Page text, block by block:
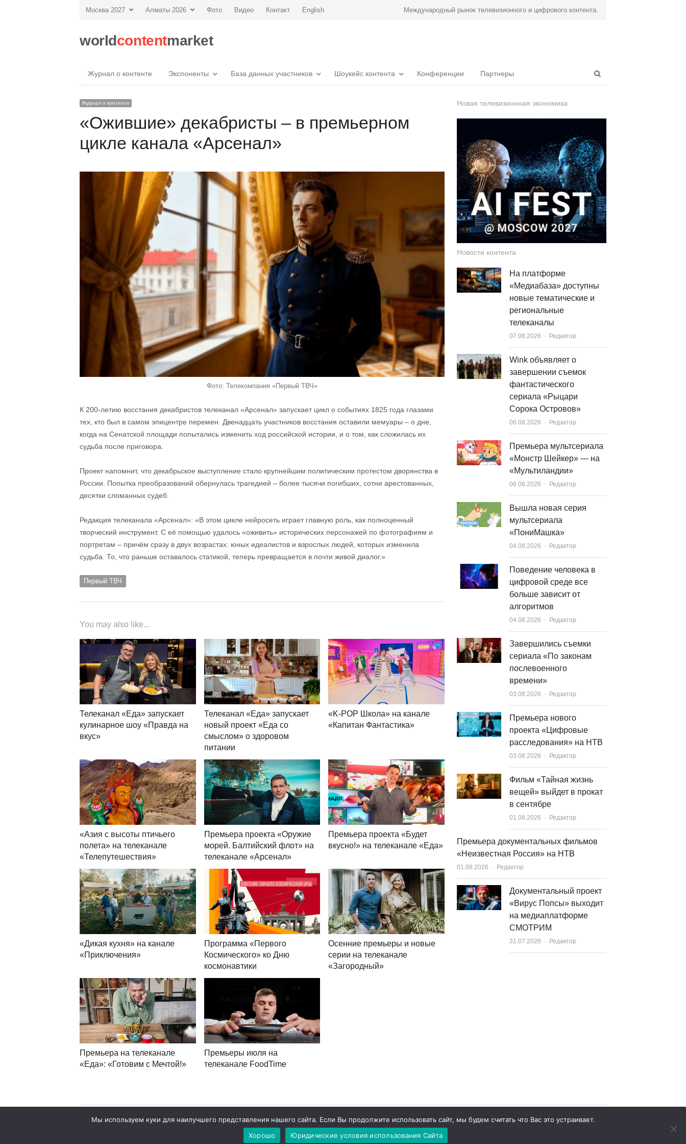
Москва 2027 Алматы 2026 Фото Видео Контакт English Международный рынок телевизионного и цифрового контента.
worldcontentmarket
Журнал о контенте Экспоненты База данных участников Шоукейс контента Конференции Партнеры
Журнал о контенте
«Ожившие» декабристы – в премьерном
цикле канала «Арсенал»
Фото: Телекомпания «Первый ТВЧ»
К 200-летию восстания декабристов телеканал «Арсенал» запускает цикл о событиях 1825 года глазами
тех, кто был в самом эпицентре перемен. Двенадцать участников восстания оставили мемуары – о дне,
когда на Сенатской площади попытались изменить ход российской истории, и о том, как сложилась их
судьба после приговора.
Проект напомнит, что декабрьское выступление стало крупнейшим политическим протестом дворянства в
России. Попытка преобразований обернулась трагедией – более тысячи погибших, сотни арестованных,
десятки сломанных судеб.
Редакция телеканала «Арсенал»: «В этом цикле нейросеть играет главную роль, как полноценный
творческий инструмент. С её помощью удалось «оживить» исторических персонажей по фотографиям и
портретам – причём сразу в двух возрастах: юных идеалистов и взрослых людей, которых изменила
судьба. То, что раньше оставалось статикой, теперь превращается в почти живой диалог.»
Первый ТВЧ
You may also like...
Телеканал «Еда» запускает
кулинарное шоу «Правда на
вкус»
Телеканал «Еда» запускает
новый проект «Еда со
смыслом» о здоровом
питании
«K-POP Школа» на канале
«Капитан Фантастика»
«Азия с высоты птичьего
полета» на телеканале
«Телепутешествия»
Премьера проекта «Оружие
морей. Балтийский флот» на
телеканале «Арсенал»
Премьера проекта «Будет
вкусно!» на телеканале «Еда»
«Дикая кухня» на канале
«Приключения»
Программа «Первого
Космического» ко Дню
космонавтики
Осенние премьеры и новые
серии на телеканале
«Загородный»
Премьера на телеканале
«Еда»: «Готовим с Мечтой!»
Премьеры июля на
телеканале FoodTime
Новая телевизионная экономика
Новости контента
На платформе
«Медиабаза» доступны
новые тематические и
региональные
телеканалы
07.08.2026 Author
Редактор
Wink объявляет о
завершении съемок
фантастического
сериала «Рыцари
Сорока Островов»
06.08.2026 Author
Редактор
Премьера мультсериала
«Монстр Шейкер» — на
«Мультиландии»
06.08.2026 Author
Редактор
Вышла новая серия
мультсериала
«ПониМашка»
04.08.2026 Author
Редактор
Поведение человека в
цифровой среде все
больше зависит от
алгоритмов
04.08.2026 Author
Редактор
Завершились съемки
сериала «По законам
послевоенного
времени»
03.08.2026 Author
Редактор
Премьера нового
проекта «Цифровые
расследования» на НТВ
03.08.2026 Author
Редактор
Фильм «Тайная жизнь
вещей» выйдет в прокат
в сентябре
01.08.2026 Author
Редактор
Премьера документальных фильмов
«Неизвестная Россия» на НТВ
01.08.2026 Author
Редактор
Документальный проект
«Вирус Попсы» выходит
на медиаплатформе
СМОТРИМ
31.07.2026 Author
Редактор
Мы используем куки для наилучшего представления нашего сайта. Если Вы продолжите использовать сайт, мы будем считать что Вас это устраивает.
Хорошо
Юридические условия использования Сайта